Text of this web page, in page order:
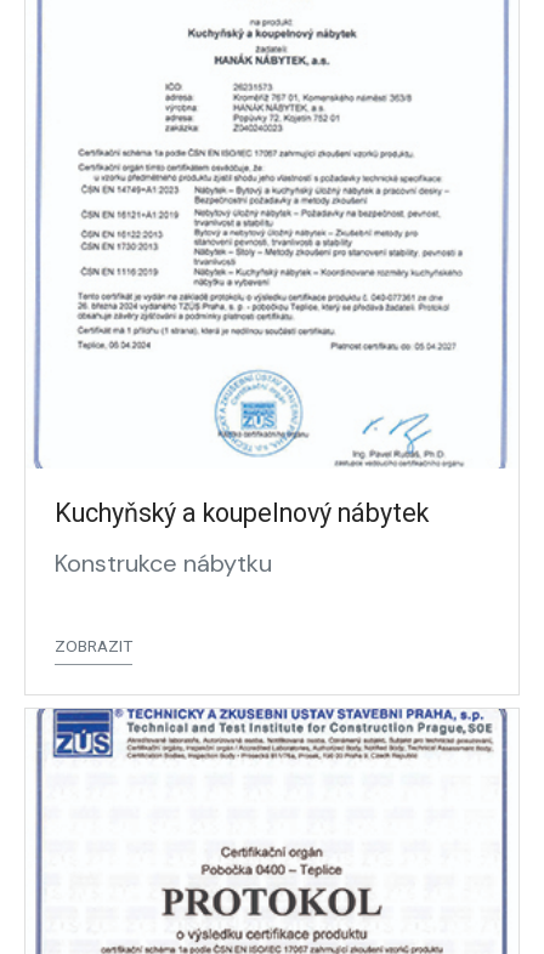
Kuchyňský a koupelnový nábytek
Konstrukce nábytku
ZOBRAZIT